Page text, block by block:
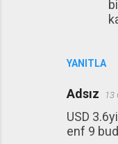
YANITLA
Adsız 13
USD
enf 9